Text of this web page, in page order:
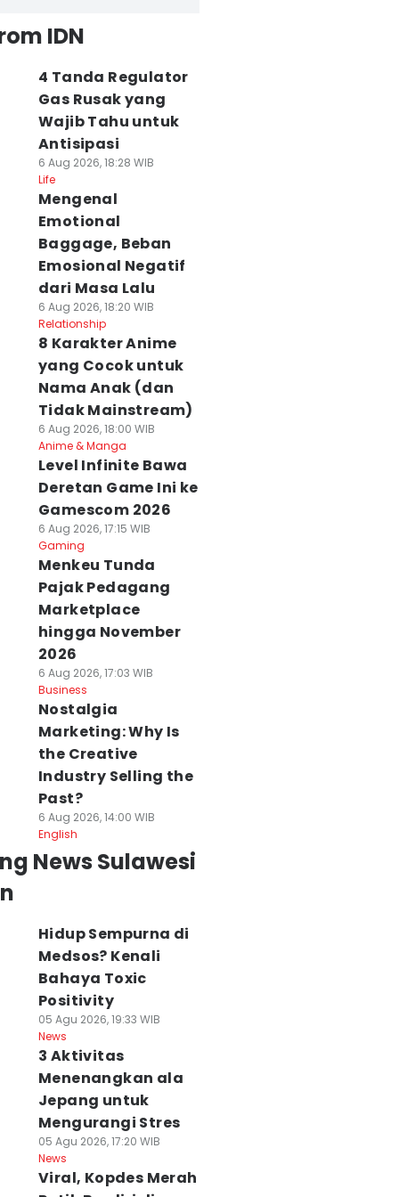
IDN
4 Tanda Regulator
Gas Rusak yang
Wajib Tahu untuk
Antisipasi
6 Aug 2026, 18:28 WIB
Life
Mengenal
Emotional
Baggage, Beban
Emosional Negatif
dari Masa Lalu
6 Aug 2026, 18:20 WIB
Relationship
8 Karakter Anime
yang Cocok untuk
Nama Anak (dan
Tidak Mainstream)
6 Aug 2026, 18:00 WIB
Anime & Manga
Level Infinite Bawa
Deretan Game Ini ke
Gamescom 2026
6 Aug 2026, 17:15 WIB
Gaming
Menkeu Tunda
Pajak Pedagang
Marketplace
hingga November
2026
6 Aug 2026, 17:03 WIB
Business
Nostalgia
Marketing: Why Is
the Creative
Industry Selling the
Past?
6 Aug 2026, 14:00 WIB
English
News Sulawesi
Hidup Sempurna di
Medsos? Kenali
Bahaya Toxic
Positivity
05 Agu 2026, 19:33 WIB
News
3 Aktivitas
Menenangkan ala
Jepang untuk
Mengurangi Stres
05 Agu 2026, 17:20 WIB
News
Viral, Kopdes Merah